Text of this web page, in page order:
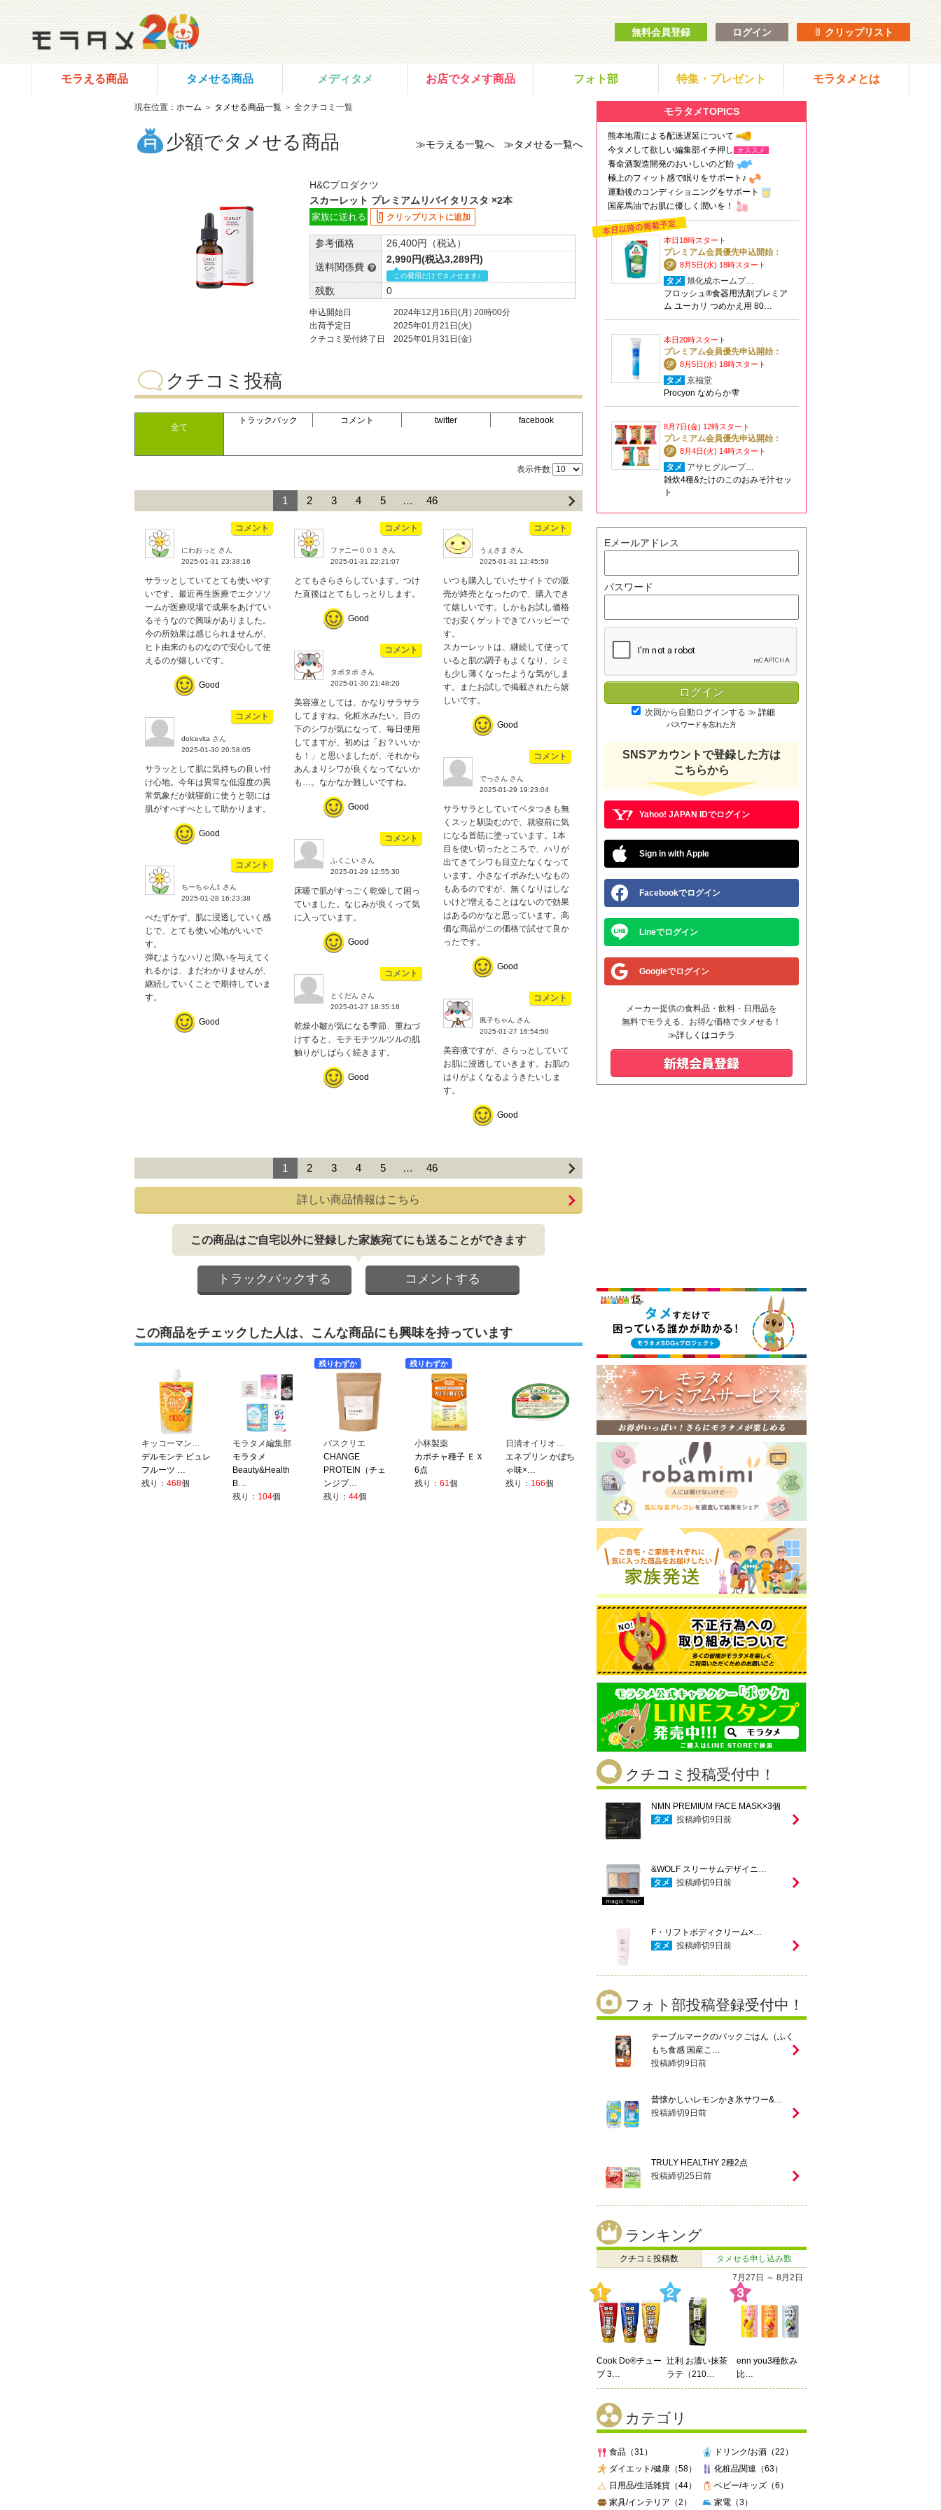
無料会員登録 ログイン クリップリスト
モラえる商品 タメせる商品 メディタメ お店でタメす商品 フォト部 特集・プレゼント モラタメとは
現在位置： ホーム ＞ タメせる商品一覧 ＞ 全クチコミ一覧
少額でタメせる商品 ≫モラえる一覧へ ≫タメせる一覧へ
H&Cプロダクツ
スカーレット プレミアムリバイタリスタ ×2本
家族に送れる クリップリストに追加
参考価格 26,400円（税込）
送料関係費
2,990円(税込3,289円)
この費用だけでタメせます♪
残数 0
申込開始日
2024年12月16日(月) 20時00分
出荷予定日
2025年01月21日(火)
クチコミ受付終了日
2025年01月31日(金)
クチコミ投稿
全て
トラックバック コメント twitter facebook
表示件数
1 2 3 4 5 … 46
コメント
にわおっと さん
2025-01-31 23:38:16
サラッとしていてとても使いやす
いです。最近再生医療でエクソソ
ームが医療現場で成果をあげてい
るそうなので興味がありました。
今の所効果は感じられませんが、
ヒト由来のものなので安心して使
えるのが嬉しいです。
Good
コメント
ファニー００１ さん
2025-01-31 22:21:07
とてもさらさらしています。つけ
た直後はとてもしっとりします。
Good
コメント
うぇさま さん
2025-01-31 12:45:59
いつも購入していたサイトでの販
売が終売となったので、購入でき
て嬉しいです。しかもお試し価格
でお安くゲットできてハッピーで
す。
スカーレットは、継続して使って
いると肌の調子もよくなり、シミ
も少し薄くなったような気がしま
す。またお試しで掲載されたら嬉
しいです。
Good
コメント
タボタボ さん
2025-01-30 21:48:20
美容液としては、かなりサラサラ
してますね。化粧水みたい。目の
下のシワが気になって、毎日使用
してますが、初めは「お？いいか
も！」と思いましたが、それから
あんまりシワが良くなってないか
も…。なかなか難しいですね。
Good
コメント
dolcevita さん
2025-01-30 20:58:05
サラッとして肌に気持ちの良い付
け心地。今年は異常な低湿度の異
常気象だが就寝前に使うと朝には
肌がすべすべとして助かります。
Good
コメント
でっさん さん
2025-01-29 19:23:04
サラサラとしていてベタつきも無
くスッと馴染むので、就寝前に気
になる首筋に塗っています。1本
目を使い切ったところで、ハリが
出てきてシワも目立たなくなって
います。小さなイボみたいなもの
もあるのですが、無くなりはしな
いけど増えることはないので効果
はあるのかなと思っています。高
価な商品がこの価格で試せて良か
ったです。
Good
コメント
ふくこい さん
2025-01-29 12:55:30
床暖で肌がすっごく乾燥して困っ
ていました。なじみが良くって気
に入っています。
Good
コメント
ちーちゃん1 さん
2025-01-28 16:23:38
べたずかず、肌に浸透していく感
じで、とても使い心地がいいで
す。
弾むようなハリと潤いを与えてく
れるかは、まだわかりませんが、
継続していくことで期待していま
す。
Good
コメント
とくだん さん
2025-01-27 18:35:18
乾燥小皺が気になる季節、重ねづ
けすると、モチモチツルツルの肌
触りがしばらく続きます。
Good
コメント
風子ちゃん さん
2025-01-27 16:54:50
美容液ですが、さらっとしていて
お肌に浸透していきます。お肌の
はりがよくなるようきたいしま
す。
Good
1 2 3 4 5 … 46
詳しい商品情報はこちら
この商品はご自宅以外に登録した家族宛てにも送ることができます
トラックバックする コメントする
この商品をチェックした人は、こんな商品にも興味を持っています
キッコーマン…
デルモンテ ピュレ
フルーツ …
残り： 468個
モラタメ編集部
モラタメ
Beauty&Health
B…
残り： 104個
パスクリエ
CHANGE
PROTEIN（チェ
ンジプ…
残り： 44個
残りわずか
小林製薬
カボチャ種子 ＥＸ
6点
残り： 61個
残りわずか
日清オイリオ…
エネプリン かぼち
ゃ味×…
残り： 166個
モラタメTOPICS
熊本地震による配送遅延について
今タメして欲しい編集部イチ押し
オススメ
養命酒製造開発のおいしいのど飴
極上のフィット感で眠りをサポート♪
運動後のコンディショニングをサポート
国産馬油でお肌に優しく潤いを！
本日18時スタート
プレミアム会員優先申込開始：
8月5日(水) 18時スタート
タメ 旭化成ホームプ…
フロッシュ®食器用洗剤プレミア
ム ユーカリ つめかえ用 80…
本日20時スタート
プレミアム会員優先申込開始：
8月5日(水) 18時スタート
タメ 京福堂
Procyon なめらか雫
8月7日(金) 12時スタート
プレミアム会員優先申込開始：
8月4日(火) 14時スタート
タメ アサヒグループ…
雑炊4種&たけのこのおみそ汁セッ
ト
Eメールアドレス
パスワード
次回から自動ログインする ≫ 詳細
パスワードを忘れた方
SNSアカウントで登録した方は
こちらから
Yahoo! JAPAN IDでログイン
Sign in with Apple
Facebookでログイン
Lineでログイン
Googleでログイン
メーカー提供の食料品・飲料・日用品を
無料でモラえる、お得な価格でタメせる！
≫詳しくはコチラ
クチコミ投稿受付中！
NMN PREMIUM FACE MASK×3個
タメ
投稿締切9 日前
&WOLF スリーサムデザイニ…
タメ
投稿締切9 日前
F・リフトボディクリーム×…
タメ
投稿締切9 日前
フォト部投稿登録受付中！
テーブルマークのパックごはん（ふく
もち食感 国産こ…
投稿締切9 日前
昔懐かしいレモンかき氷サワー&…
投稿締切9 日前
TRULY HEALTHY 2種2点
投稿締切25 日前
ランキング
クチコミ投稿数
タメせる申し込み数
7月27日 ～ 8月2日
Cook Do®チュー
ブ 3…
辻利 お濃い抹茶
ラテ（210…
enn you3種飲み
比…
カテゴリ
食品（31）
ドリンク/お酒（22）
ダイエット/健康（58）
化粧品関連（63）
日用品/生活雑貨（44）
ベビー/キッズ（6）
家具/インテリア（2）
家電（3）